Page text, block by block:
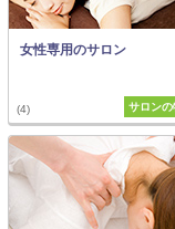
女性専用のサロン
(4) サロンの